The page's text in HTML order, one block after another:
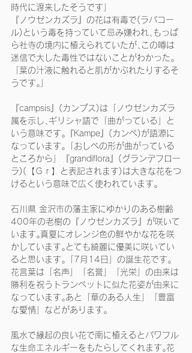
時代に渡来したそうです」
『ノウゼンカズラ』の花は有毒で(ラパコー
ル)という毒を持っていて忌み嫌われ､もっぱ
ら社寺の境内に植えられていたが､この噂は
迷信で大した毒性ではないことがわかった｡
「葉の汁液に触れると肌がかぶれたりするそ
うです｡」
『campsis』(カンプス)は「ノウゼンカズラ
属を示し､ギリシャ語で「曲がっている」と
いう意味です｡『Kampe』(カンぺ)が語源に
なっています｡「おしべの形が曲がっている
ところから」『grandiflora』(グランデフロー
ラ)(【Ｇｒ】と表記されます)は大きな花をつ
けるという意味で広く使われています｡
石川県 金沢市の藩主家にゆかりのある樹齢
400年の老樹の『ノウゼンカズラ』が咲いて
います｡真夏にオレンジ色の鮮やかな花を咲
かしています｡とても綺麗に優美に咲いてい
ると思います｡「7月14日」の誕生花です｡
花言葉は「名声」「名誉」「光栄」の由来は
勝利を祝うトランペットに似た花姿が由来に
なっています｡あと「華のある人生」「豊富
な愛情」などがあります｡
風水で縁起の良い花で南に植えるとパワフル
な生命エネルギーをもたらしてくれます｡花